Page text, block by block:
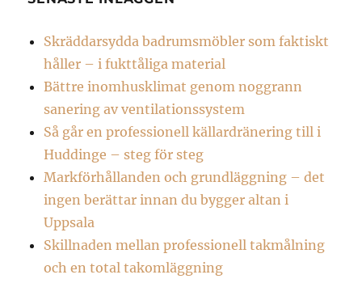
Skräddarsydda badrumsmöbler som faktiskt
håller – i fukttåliga material
Bättre inomhusklimat genom noggrann
sanering av ventilationssystem
Så går en professionell källardränering till i
Huddinge – steg för steg
Markförhållanden och grundläggning – det
ingen berättar innan du bygger altan i
Uppsala
Skillnaden mellan professionell takmålning
och en total takomläggning